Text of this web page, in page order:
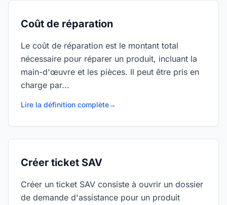
Coût de réparation
Le coût de réparation est le montant total
nécessaire pour réparer un produit, incluant la
main-d'œuvre et les pièces. Il peut être pris en
charge par...
Lire la définition complète→
Créer ticket SAV
Créer un ticket SAV consiste à ouvrir un dossier
de demande d'assistance pour un produit